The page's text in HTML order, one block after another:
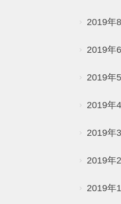
2019年
2019年
2019年
2019年
2019年
2019年
2019年